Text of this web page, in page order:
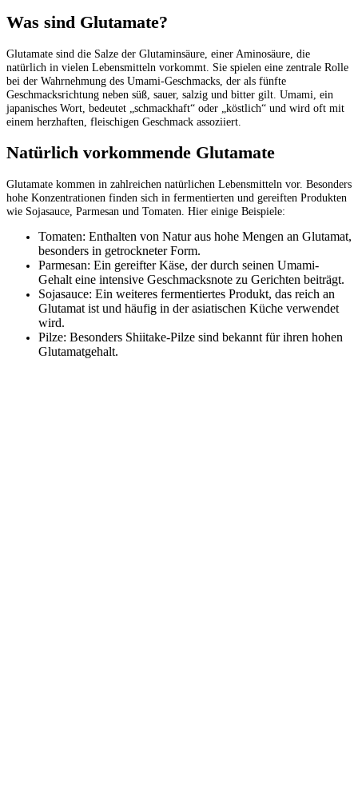
Was sind Glutamate?
Glutamate sind die Salze der Glutaminsäure, einer Aminosäure, die
natürlich in vielen Lebensmitteln vorkommt. Sie spielen eine zentrale Rolle
bei der Wahrnehmung des Umami-Geschmacks, der als fünfte
Geschmacksrichtung neben süß, sauer, salzig und bitter gilt. Umami, ein
japanisches Wort, bedeutet „schmackhaft“ oder „köstlich“ und wird oft mit
einem herzhaften, fleischigen Geschmack assoziiert.
Natürlich vorkommende Glutamate
Glutamate kommen in zahlreichen natürlichen Lebensmitteln vor. Besonders
hohe Konzentrationen finden sich in fermentierten und gereiften Produkten
wie Sojasauce, Parmesan und Tomaten. Hier einige Beispiele:
Tomaten: Enthalten von Natur aus hohe Mengen an Glutamat,
besonders in getrockneter Form.
Parmesan: Ein gereifter Käse, der durch seinen Umami-
Gehalt eine intensive Geschmacksnote zu Gerichten beiträgt.
Sojasauce: Ein weiteres fermentiertes Produkt, das reich an
Glutamat ist und häufig in der asiatischen Küche verwendet
wird.
Pilze: Besonders Shiitake-Pilze sind bekannt für ihren hohen
Glutamatgehalt.